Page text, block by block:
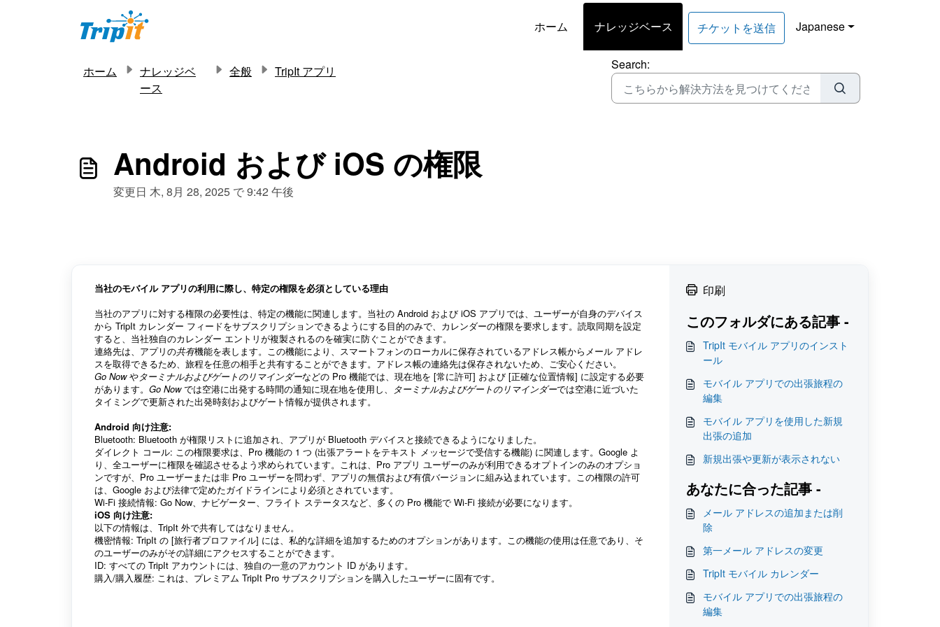
メインコンテンツに移動
ホーム
ナレッジベース チケットを送信 Japanese
ホーム
ナレッジベ
ース
全般 TripIt アプリ Search:
Android および iOS の権限
変更日 木, 8月 28, 2025 で 9:42 午後
当社のモバイル アプリの利用に際し、特定の権限を必須としている理由
当社のアプリに対する権限の必要性は、特定の機能に関連します。当社の Android および iOS アプリでは、ユーザーが自身のデバイス
から TripIt カレンダー フィードをサブスクリプションできるようにする目的のみで、カレンダーの権限を要求します。読取同期を設定
すると、当社独自のカレンダー エントリが複製されるのを確実に防ぐことができます。
連絡先は、アプリの共有機能を表します。この機能により、スマートフォンのローカルに保存されているアドレス帳からメール アドレ
スを取得できるため、旅程を任意の相手と共有することができます。アドレス帳の連絡先は保存されないため、ご安心ください。
Go Nowやターミナルおよびゲートのリマインダーなどの Pro 機能では、現在地を [常に許可] および [正確な位置情報] に設定する必要
があります。 Go Nowでは空港に出発する時間の通知に現在地を使用し、 ターミナルおよびゲートのリマインダーでは空港に近づいた
タイミングで更新された出発時刻およびゲート情報が提供されます。
Android 向け注意:
Bluetooth: Bluetooth が権限リストに追加され、アプリが Bluetooth デバイスと接続できるようになりました。
ダイレクト コール: この権限要求は、Pro 機能の 1 つ (出張アラートをテキスト メッセージで受信する機能) に関連します。Google よ
り、全ユーザーに権限を確認させるよう求められています。これは、Pro アプリ ユーザーのみが利用できるオプトインのみのオプショ
ンですが、Pro ユーザーまたは非 Pro ユーザーを問わず、アプリの無償および有償バージョンに組み込まれています。この権限の許可
は、Google および法律で定めたガイドラインにより必須とされています。
Wi-Fi 接続情報: Go Now、ナビゲーター、フライト ステータスなど、多くの Pro 機能で Wi-Fi 接続が必要になります。
iOS 向け注意:
以下の情報は、TripIt 外で共有してはなりません。
機密情報: TripIt の [旅行者プロファイル] には、私的な詳細を追加するためのオプションがあります。この機能の使用は任意であり、そ
のユーザーのみがその詳細にアクセスすることができます。
ID: すべての TripIt アカウントには、独自の一意のアカウント ID があります。
購入/購入履歴: これは、プレミアム TripIt Pro サブスクリプションを購入したユーザーに固有です。
印刷
このフォルダにある記事 -
TripIt モバイル アプリのインスト
ール
モバイル アプリでの出張旅程の
編集
モバイル アプリを使用した新規
出張の追加
新規出張や更新が表示されない
あなたに合った記事 -
メール アドレスの追加または削
除
第一メール アドレスの変更
TripIt モバイル カレンダー
モバイル アプリでの出張旅程の
編集